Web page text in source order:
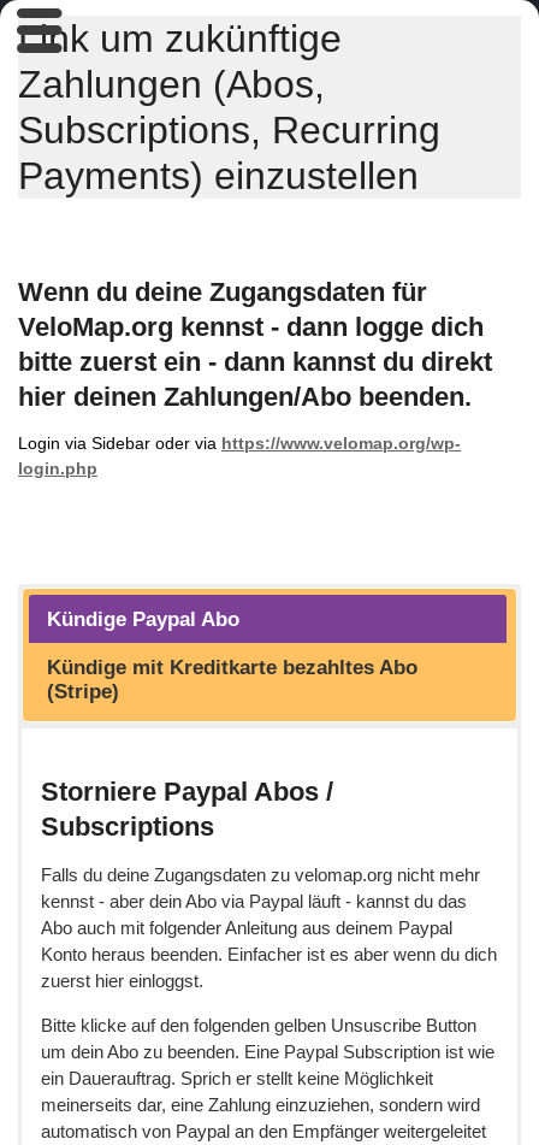
Link um zukünftige
Zahlungen (Abos,
Subscriptions, Recurring
Payments) einzustellen
Wenn du deine Zugangsdaten für
VeloMap.org kennst - dann logge dich
bitte zuerst ein - dann kannst du direkt
hier deinen Zahlungen/Abo beenden.
Login via Sidebar oder via https://www.velomap.org/wp-
login.php
Kündige Paypal Abo
Kündige mit Kreditkarte bezahltes Abo
(Stripe)
Storniere Paypal Abos /
Subscriptions
Falls du deine Zugangsdaten zu velomap.org nicht mehr
kennst - aber dein Abo via Paypal läuft - kannst du das
Abo auch mit folgender Anleitung aus deinem Paypal
Konto heraus beenden. Einfacher ist es aber wenn du dich
zuerst hier einloggst.
Bitte klicke auf den folgenden gelben Unsuscribe Button
um dein Abo zu beenden. Eine Paypal Subscription ist wie
ein Dauerauftrag. Sprich er stellt keine Möglichkeit
meinerseits dar, eine Zahlung einzuziehen, sondern wird
automatisch von Paypal an den Empfänger weitergeleitet